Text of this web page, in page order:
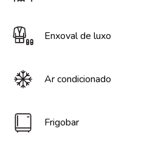
Enxoval de luxo
Ar condicionado
Frigobar